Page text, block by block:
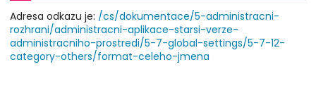
Adresa odkazu je: /cs/dokumentace/5-administracni-
rozhrani/administracni-aplikace-starsi-verze-
administracniho-prostredi/5-7-global-settings/5-7-12-
category-others/format-celeho-jmena